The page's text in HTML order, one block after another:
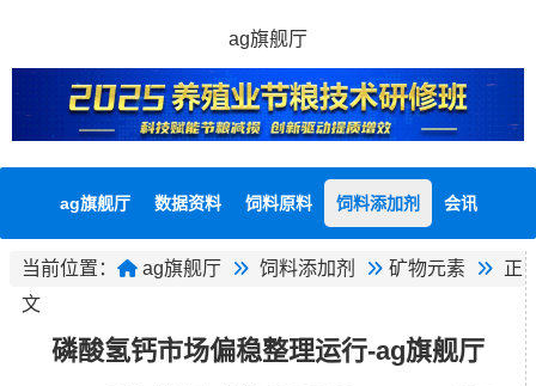
ag旗舰厅
ag旗舰厅 数据资料 饲料原料 饲料添加剂 会讯
当前位置： ag旗舰厅 饲料添加剂 矿物元素
正
文
磷酸氢钙市场偏稳整理运行-ag旗舰厅